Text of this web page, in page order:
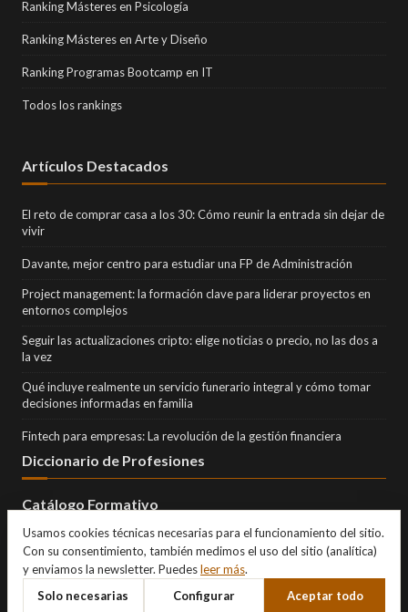
Ranking Másteres en Psicología
Ranking Másteres en Arte y Diseño
Ranking Programas Bootcamp en IT
Todos los rankings
Artículos Destacados
El reto de comprar casa a los 30: Cómo reunir la entrada sin dejar de
vivir
Davante, mejor centro para estudiar una FP de Administración
Project management: la formación clave para liderar proyectos en
entornos complejos
Seguir las actualizaciones cripto: elige noticias o precio, no las dos a
la vez
Qué incluye realmente un servicio funerario integral y cómo tomar
decisiones informadas en familia
Fintech para empresas: La revolución de la gestión financiera
Diccionario de Profesiones
Catálogo Formativo
Usamos cookies técnicas necesarias para el funcionamiento del sitio.
Con su consentimiento, también medimos el uso del sitio (analítica)
y enviamos la newsletter. Puedesleer más.
Solo necesarias
Configurar Aceptar todo